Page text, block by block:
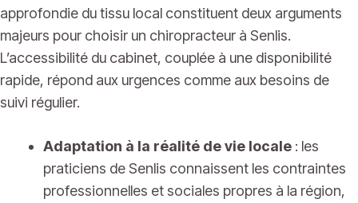
approfondie du tissu local constituent deux arguments
majeurs pour choisir un chiropracteur à Senlis.
L’accessibilité du cabinet, couplée à une disponibilité
rapide, répond aux urgences comme aux besoins de
suivi régulier.
Adaptation à la réalité de vie locale : les
praticiens de Senlis connaissent les contraintes
professionnelles et sociales propres à la région,